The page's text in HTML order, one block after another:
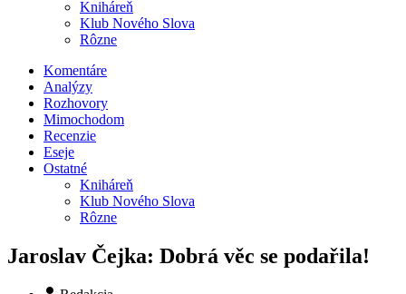
Kniháreň
Klub Nového Slova
Rôzne
Komentáre
Analýzy
Rozhovory
Mimochodom
Recenzie
Eseje
Ostatné
Kniháreň
Klub Nového Slova
Rôzne
Jaroslav Čejka: Dobrá věc se podařila!